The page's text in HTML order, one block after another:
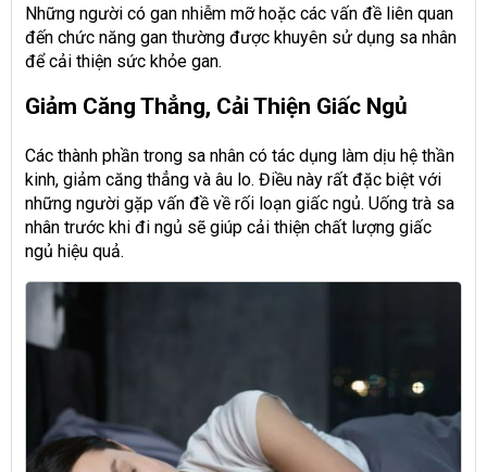
Những người có gan nhiễm mỡ hoặc các vấn đề liên quan
đến chức năng gan thường được khuyên sử dụng sa nhân
để cải thiện sức khỏe gan.
Giảm Căng Thẳng, Cải Thiện Giấc Ngủ
Các thành phần trong sa nhân có tác dụng làm dịu hệ thần
kinh, giảm căng thẳng và âu lo. Điều này rất đặc biệt với
những người gặp vấn đề về rối loạn giấc ngủ. Uống trà sa
nhân trước khi đi ngủ sẽ giúp cải thiện chất lượng giấc
ngủ hiệu quả.